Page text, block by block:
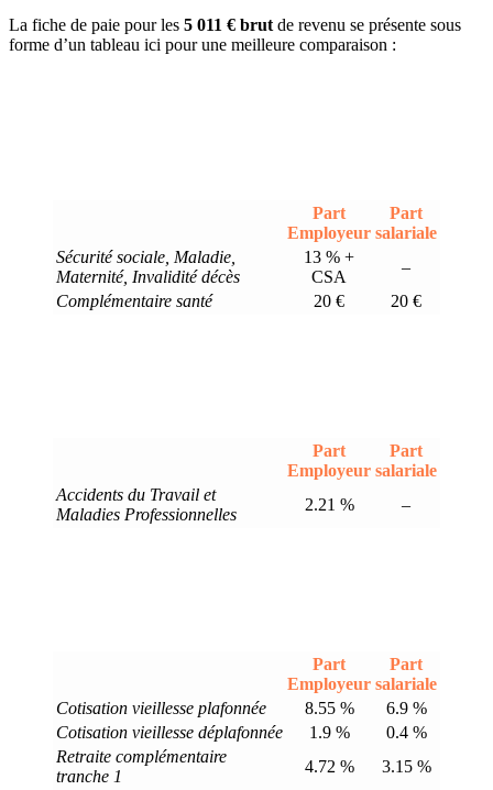
La fiche de paie pour les 5 011 € brut de revenu se présente sous
forme d’un tableau ici pour une meilleure comparaison :
Part
Employeur
Part
salariale
Sécurité sociale, Maladie,
Maternité, Invalidité décès
13 % +
CSA
–
Complémentaire santé
20 € 20 €
Part
Employeur
Part
salariale
Accidents du Travail et
Maladies Professionnelles
2.21 % –
Part
Employeur
Part
salariale
Cotisation vieillesse plafonnée
8.55 %
6.9 %
Cotisation vieillesse déplafonnée
1.9 %
0.4 %
Retraite complémentaire
tranche 1
4.72 %
3.15 %